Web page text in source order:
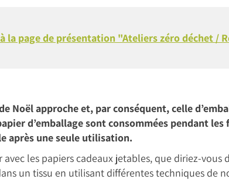
la page de présentation "Ateliers zéro déchet /
Noël approche et, par conséquent, celle
d’emballage sont consommées pendant
après une seule utilisation.
avec les papiers cadeaux jetables, que diriez-
un tissu en utilisant différentes techniques de